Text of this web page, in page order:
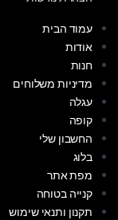
עמוד הבית
אודות
חנות
מדיניות משלוחים
עגלה
קופה
החשבון שלי
בלוג
מפת אתר
קנייה בטוחה
תקנון ותנאי שימוש